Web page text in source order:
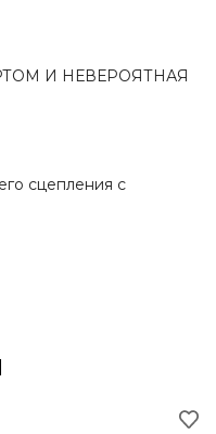
И НЕВЕРОЯТНАЯ
сцепления с